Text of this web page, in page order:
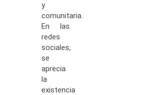
y
comunitaria.
En las
redes
sociales,
se
aprecia
la
existencia